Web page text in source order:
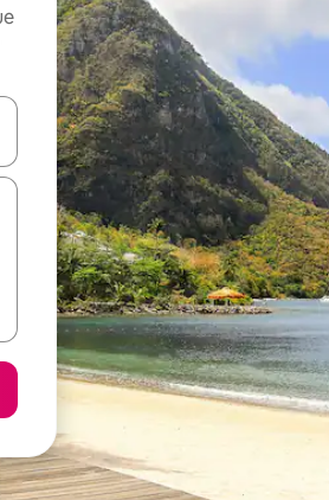
las teclas de flecha hacia arriba y hacia